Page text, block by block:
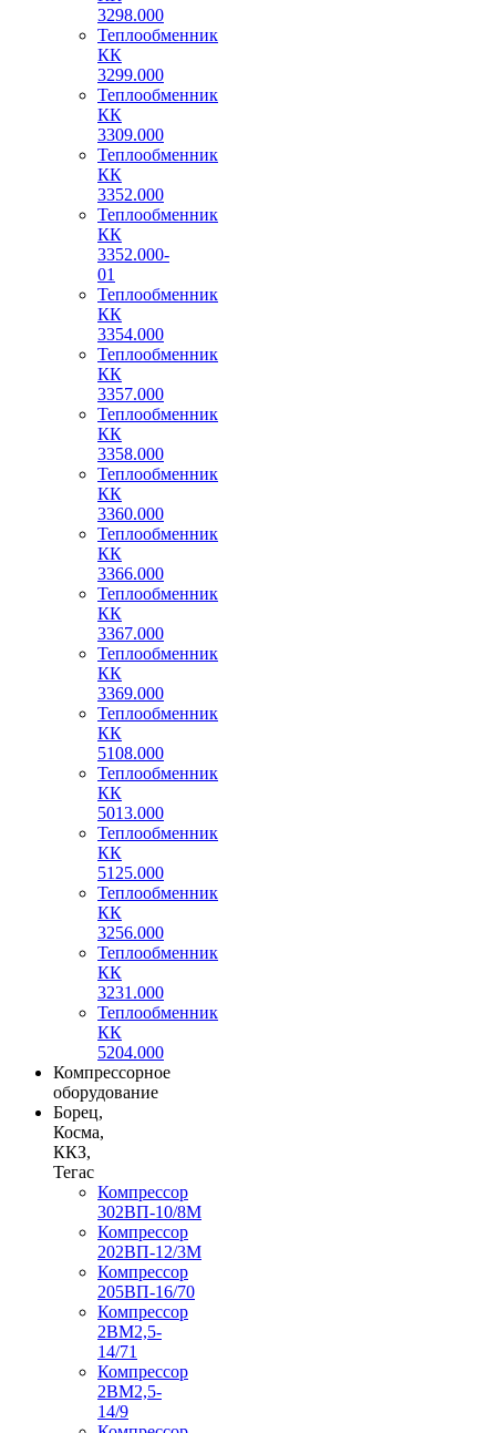
3298.000
Теплообменник
КК
3299.000
Теплообменник
КК
3309.000
Теплообменник
КК
3352.000
Теплообменник
КК
3352.000-
01
Теплообменник
КК
3354.000
Теплообменник
КК
3357.000
Теплообменник
КК
3358.000
Теплообменник
КК
3360.000
Теплообменник
КК
3366.000
Теплообменник
КК
3367.000
Теплообменник
КК
3369.000
Теплообменник
КК
5108.000
Теплообменник
КК
5013.000
Теплообменник
КК
5125.000
Теплообменник
КК
3256.000
Теплообменник
КК
3231.000
Теплообменник
КК
5204.000
Компрессорное
оборудование
Борец,
Косма,
ККЗ,
Тегас
Компрессор
302ВП-10/8М
Компрессор
202ВП-12/3М
Компрессор
205ВП-16/70
Компрессор
2ВМ2,5-
14/71
Компрессор
2ВМ2,5-
14/9